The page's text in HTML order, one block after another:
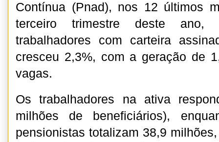
Contínua (Pnad), nos 12 últimos
terceiro trimestre deste ano,
trabalhadores com carteira
cresceu 2,3%, com a geração de
vagas.
Os trabalhadores na ativa
milhões de beneficiários),
pensionistas totalizam 38,9